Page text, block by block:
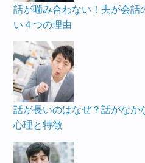
話が噛み合わない！夫が会話
い４つの理由
話が長いのはなぜ？話がなか
心理と特徴